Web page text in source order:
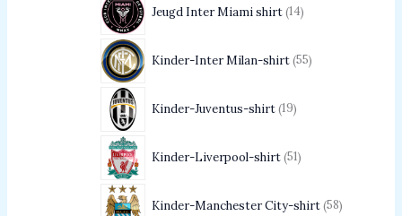
Jeugd Inter Miami shirt 14
Kinder-Inter Milan-shirt 55
Kinder-Juventus-shirt 19
Kinder-Liverpool-shirt 51
Kinder-Manchester City-shirt 58